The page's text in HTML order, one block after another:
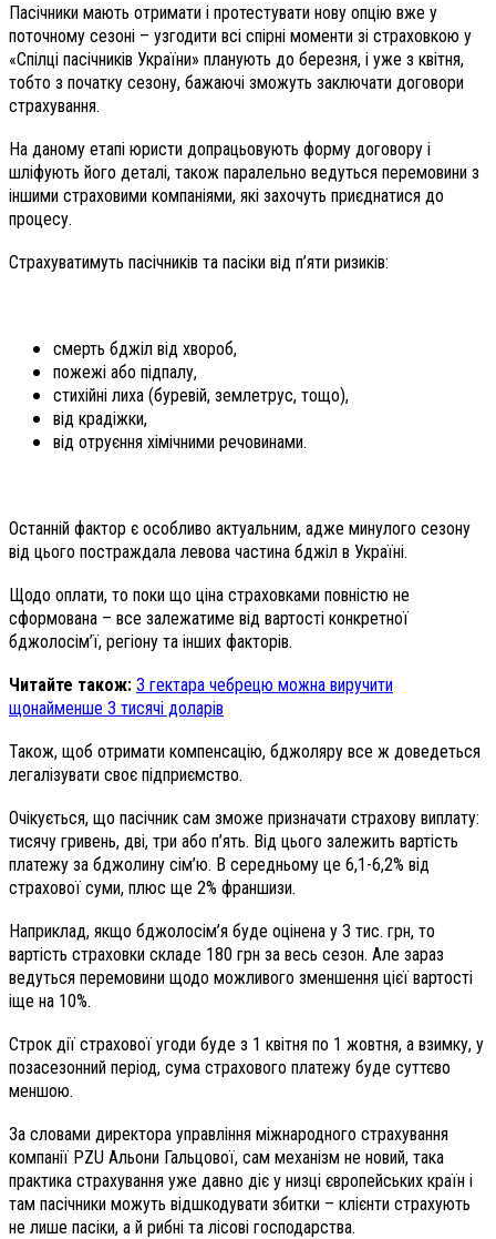
Пасічники мають отримати і протестувати нову опцію вже у
поточному сезоні – узгодити всі спірні моменти зі страховкою у
«Спілці пасічників України» планують до березня, і уже з квітня,
тобто з початку сезону, бажаючі зможуть заключати договори
страхування.
На даному етапі юристи допрацьовують форму договору і
шліфують його деталі, також паралельно ведуться перемовини з
іншими страховими компаніями, які захочуть приєднатися до
процесу.
Страхуватимуть пасічників та пасіки від п’яти ризиків:
смерть бджіл від хвороб,
пожежі або підпалу,
стихійні лиха (буревій, землетрус, тощо),
від крадіжки,
від отруєння хімічними речовинами.
Останній фактор є особливо актуальним, адже минулого сезону
від цього постраждала левова частина бджіл в Україні.
Щодо оплати, то поки що ціна страховками повністю не
сформована – все залежатиме від вартості конкретної
бджолосім’ї, регіону та інших факторів.
Читайте також: З гектара чебрецю можна виручити
щонайменше 3 тисячі доларів
Також, щоб отримати компенсацію, бджоляру все ж доведеться
легалізувати своє підприємство.
Очікується, що пасічник сам зможе призначати страхову виплату:
тисячу гривень, дві, три або п’ять. Від цього залежить вартість
платежу за бджолину сім’ю. В середньому це 6,1-6,2% від
страхової суми, плюс ще 2% франшизи.
Наприклад, якщо бджолосім’я буде оцінена у 3 тис. грн, то
вартість страховки складе 180 грн за весь сезон. Але зараз
ведуться перемовини щодо можливого зменшення цієї вартості
іще на 10%.
Строк дії страхової угоди буде з 1 квітня по 1 жовтня, а взимку, у
позасезонний період, сума страхового платежу буде суттєво
меншою.
За словами директора управління міжнародного страхування
компанії PZU Альони Гальцової, сам механізм не новий, така
практика страхування уже давно діє у низці європейських країн і
там пасічники можуть відшкодувати збитки – клієнти страхують
не лише пасіки, а й рибні та лісові господарства.